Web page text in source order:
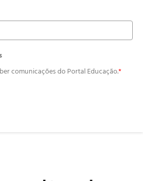
comunicações do Portal Educação.*